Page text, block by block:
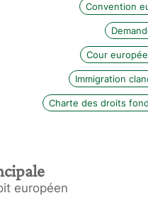
Convention
Cour
Immigration
Charte des droits
européen